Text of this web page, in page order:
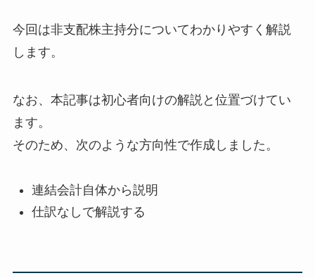
今回は非支配株主持分についてわかりやすく解説
します。
なお、本記事は初心者向けの解説 と位置づけてい
ます。
そのため、次のような方向性で作成しました。
連結会計自体から説明
仕訳なしで解説する